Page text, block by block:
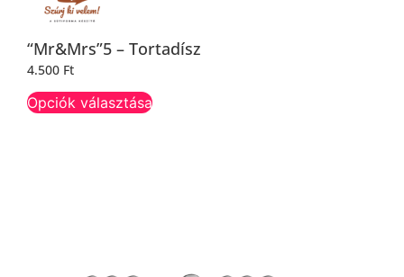
“Mr&Mrs”5 – Tortadísz
4.500 Ft
Opciók választása